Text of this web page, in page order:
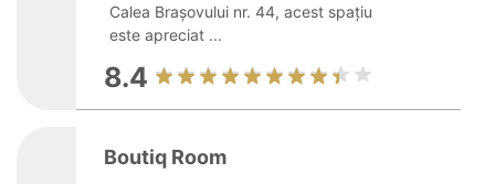
Calea Brașovului nr. 44, acest spațiu
este apreciat ...
8.4
Boutiq Room